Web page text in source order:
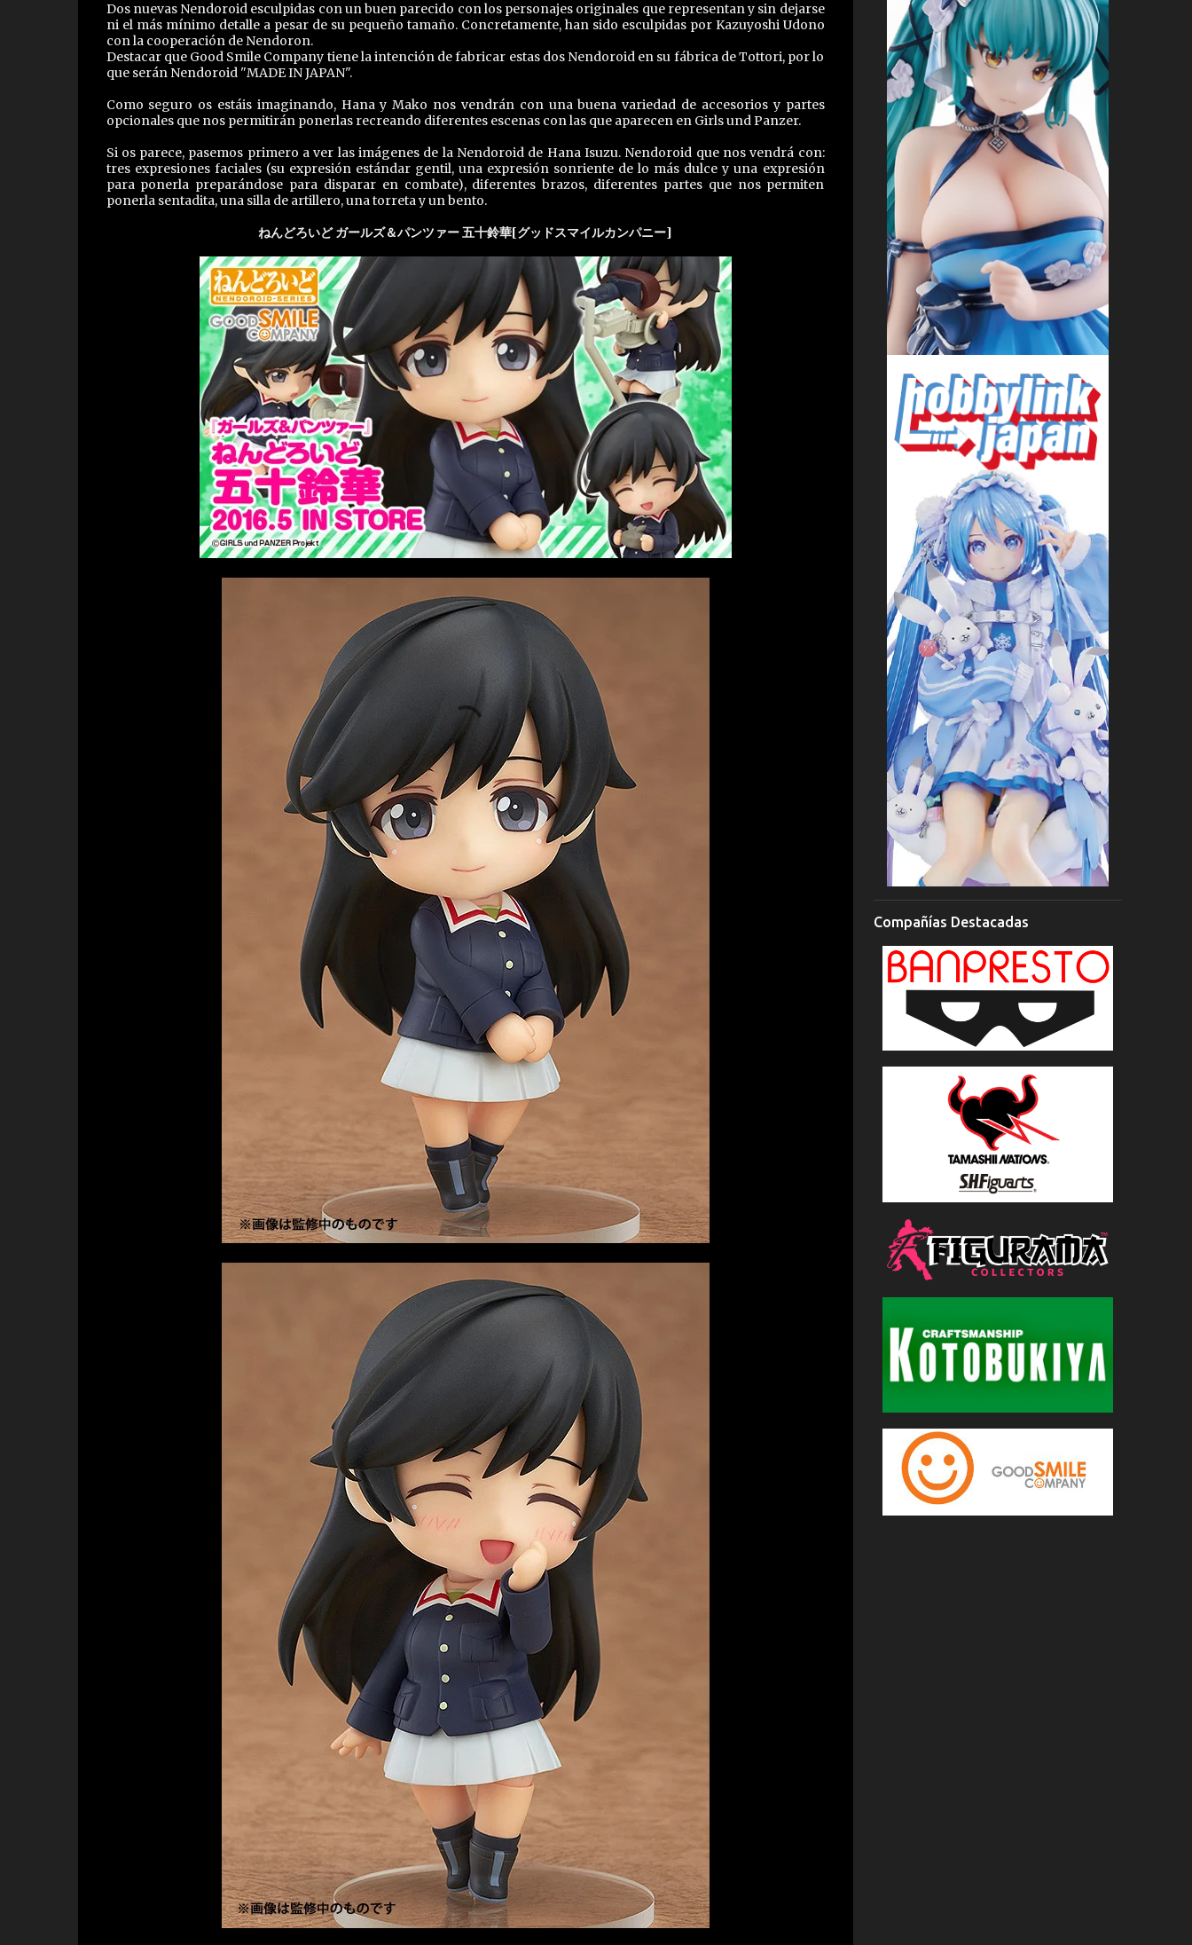
Dos nuevas Nendoroid esculpidas con un buen parecido con los personajes originales que representan y sin dejarse
ni el más mínimo detalle a pesar de su pequeño tamaño. Concretamente, han sido esculpidas por Kazuyoshi Udono
con la cooperación de Nendoron.
Destacar que Good Smile Company tiene la intención de fabricar estas dos Nendoroid en su fábrica de Tottori, por lo
que serán Nendoroid "MADE IN JAPAN".
Como seguro os estáis imaginando, Hana y Mako nos vendrán con una buena variedad de accesorios y partes
opcionales que nos permitirán ponerlas recreando diferentes escenas con las que aparecen en Girls und Panzer.
Si os parece, pasemos primero a ver las imágenes de la Nendoroid de Hana Isuzu. Nendoroid que nos vendrá con:
tres expresiones faciales (su expresión estándar gentil, una expresión sonriente de lo más dulce y una expresión
para ponerla preparándose para disparar en combate), diferentes brazos, diferentes partes que nos permiten
ponerla sentadita, una silla de artillero, una torreta y un bento.
ねんどろいど ガールズ＆パンツァー 五十鈴華[グッドスマイルカンパニー]
Compañías Destacadas